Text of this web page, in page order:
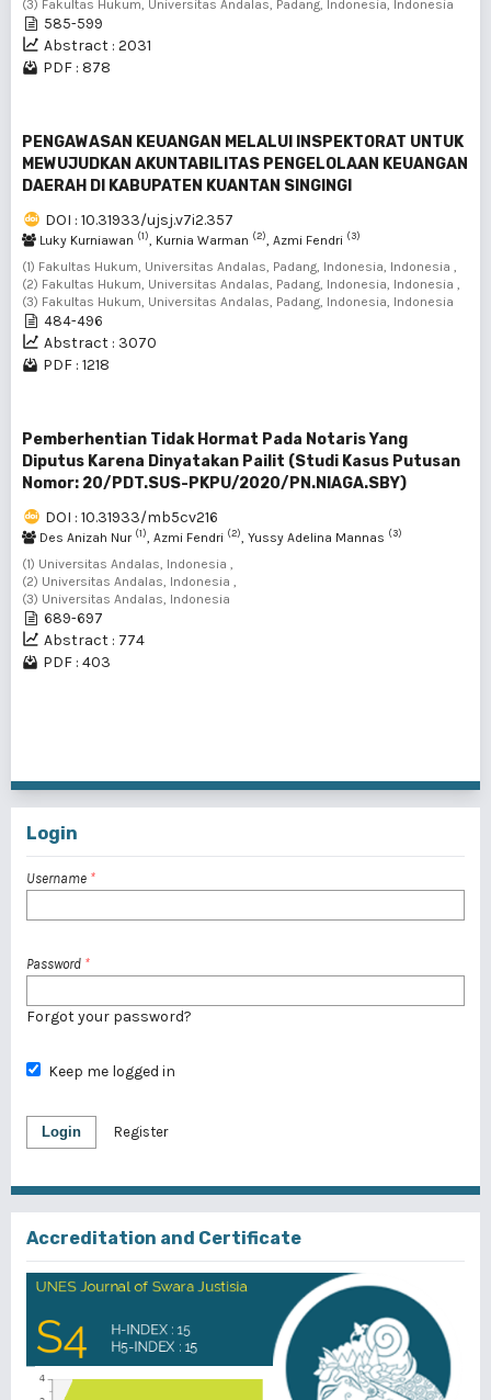
(3) Fakultas Hukum, Universitas Andalas, Padang, Indonesia, Indonesia
585-599
Abstract : 2031
PDF : 878
PENGAWASAN KEUANGAN MELALUI INSPEKTORAT UNTUK
MEWUJUDKAN AKUNTABILITAS PENGELOLAAN KEUANGAN
DAERAH DI KABUPATEN KUANTAN SINGINGI
DOI : 10.31933/ujsj.v7i2.357
Luky Kurniawan (1) , Kurnia Warman (2) , Azmi Fendri (3)
(1) Fakultas Hukum, Universitas Andalas, Padang, Indonesia, Indonesia ,
(2) Fakultas Hukum, Universitas Andalas, Padang, Indonesia, Indonesia ,
(3) Fakultas Hukum, Universitas Andalas, Padang, Indonesia, Indonesia
484-496
Abstract : 3070
PDF : 1218
Pemberhentian Tidak Hormat Pada Notaris Yang
Diputus Karena Dinyatakan Pailit (Studi Kasus Putusan
Nomor: 20/PDT.SUS-PKPU/2020/PN.NIAGA.SBY)
DOI : 10.31933/mb5cv216
Des Anizah Nur (1) , Azmi Fendri (2) , Yussy Adelina Mannas (3)
(1) Universitas Andalas, Indonesia ,
(2) Universitas Andalas, Indonesia ,
(3) Universitas Andalas, Indonesia
689-697
Abstract : 774
PDF : 403
Login
Username *
Password *
Forgot your password?
Keep me logged in
Login Register
Accreditation and Certificate